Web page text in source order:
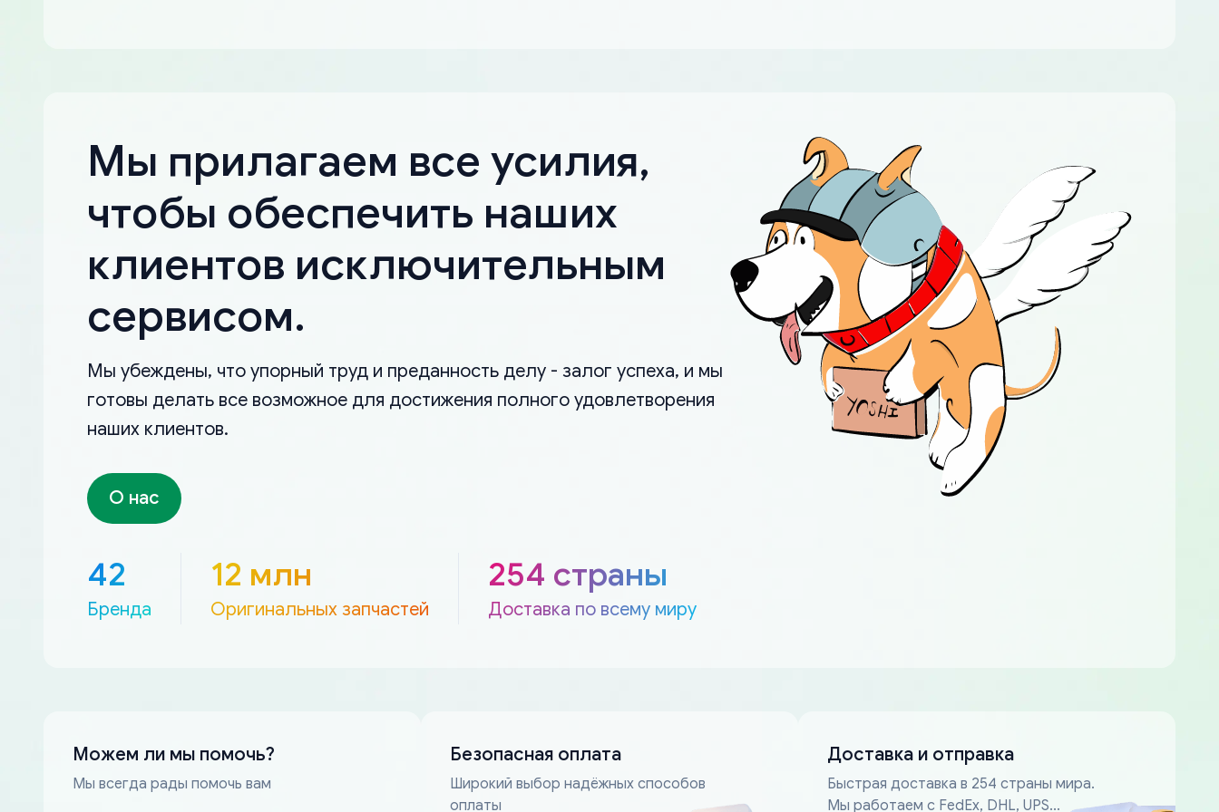
Мы прилагаем все усилия,
чтобы обеспечить наших
клиентов исключительным
сервисом.
Мы убеждены, что упорный труд и преданность делу - залог успеха, и мы
готовы делать все возможное для достижения полного удовлетворения
наших клиентов.
О нас
42
Бренда
12 млн
Оригинальных запчастей
254 страны
Доставка по всему миру
Можем ли мы помочь?
Мы всегда рады помочь вам
Безопасная оплата
Широкий выбор надёжных способов
оплаты
Доставка и отправка
Быстрая доставка в 254 страны мира.
Мы работаем с FedEx, DHL, UPS...